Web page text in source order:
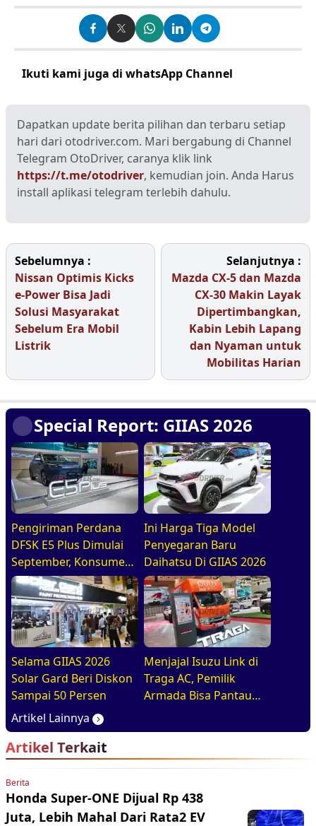
Ikuti kami juga di whatsApp Channel
Dapatkan update berita pilihan dan terbaru setiap
hari dari otodriver.com. Mari bergabung di Channel
Telegram OtoDriver, caranya klik link
https://t.me/otodriver, kemudian join. Anda Harus
install aplikasi telegram terlebih dahulu.
Sebelumnya :
Nissan Optimis Kicks
e-Power Bisa Jadi
Solusi Masyarakat
Sebelum Era Mobil
Listrik
Selanjutnya :
Mazda CX-5 dan Mazda
CX-30 Makin Layak
Dipertimbangkan,
Kabin Lebih Lapang
dan Nyaman untuk
Mobilitas Harian
Special Report: GIIAS 2026
Pengiriman Perdana
DFSK E5 Plus Dimulai
September, Konsumen
Diajak Tur Pabrik
Ini Harga Tiga Model
Penyegaran Baru
Daihatsu Di GIIAS 2026
Selama GIIAS 2026
Solar Gard Beri Diskon
Sampai 50 Persen
Menjajal Isuzu Link di
Traga AC, Pemilik
Armada Bisa Pantau
Realtime
Artikel Lainnya
Artikel Terkait
Berita
Honda Super-ONE Dijual Rp 438
Juta, Lebih Mahal Dari Rata2 EV